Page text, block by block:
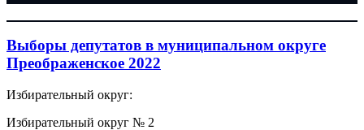
Выборы депутатов в муниципальном округе
Преображенское 2022
Избирательный округ:
Избирательный округ № 2